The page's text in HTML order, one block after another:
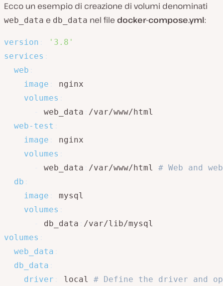
Ecco un esempio di creazione di volumi denominati
web_data e db_data nel file docker-compose.yml:
version
'3.8'
services
web
image
nginx
volumes
web_data
/var/www/html
web-test
image
nginx
volumes
web_data /var/www/html # Web and
db
image
mysql
volumes
db_data
volumes
web_data
db_data
driver
local # Define the driver and